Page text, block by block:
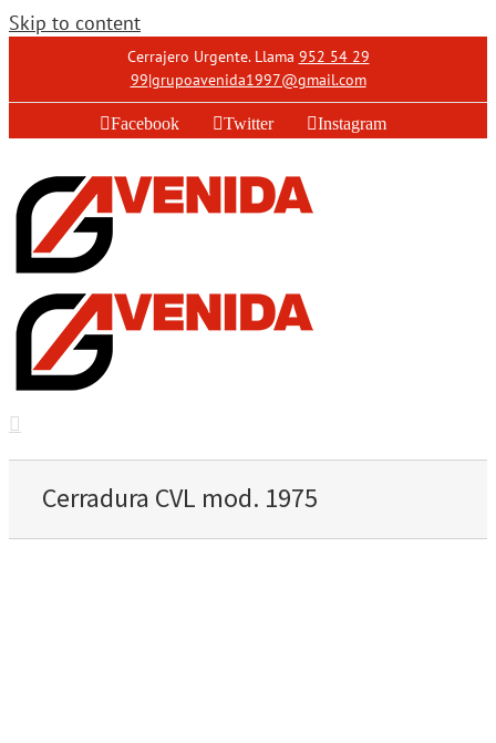
Skip to content
Cerrajero Urgente. Llama 952 54 29
99|grupoavenida1997@gmail.com
Facebook Twitter Instagram
Cerradura CVL mod. 1975